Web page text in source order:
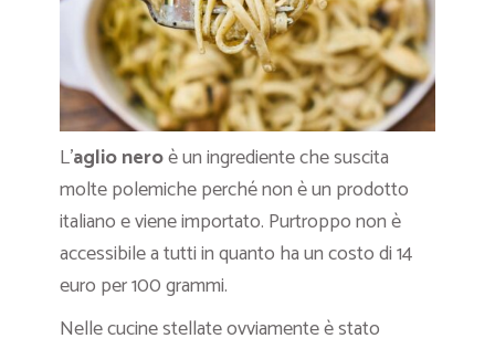
L’aglio neroè un ingrediente che suscita
molte polemiche perché non è un prodotto
italiano e viene importato. Purtroppo non è
accessibile a tutti in quanto ha un costo di 14
euro per 100 grammi.
Nelle cucine stellate ovviamente è stato